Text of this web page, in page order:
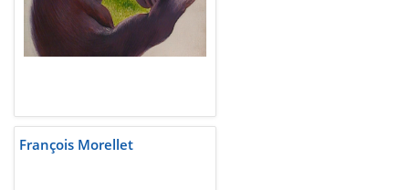
François Morellet